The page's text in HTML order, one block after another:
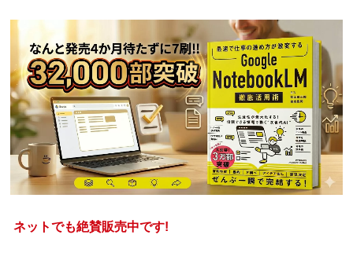
ネットでも絶賛販売中です!